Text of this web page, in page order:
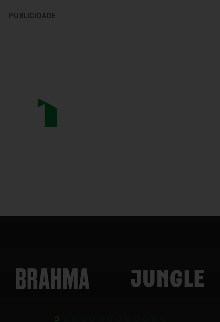
PUBLICIDADE